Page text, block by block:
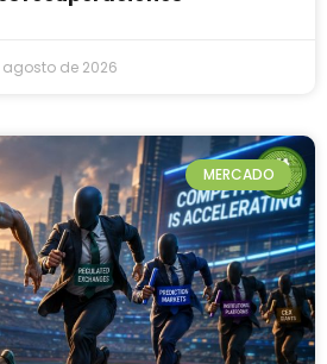
agosto de 2026
MERCADO